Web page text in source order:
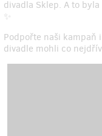
divadla Sklep. A to
✨
Podpořte naši kampaň
divadle mohli co